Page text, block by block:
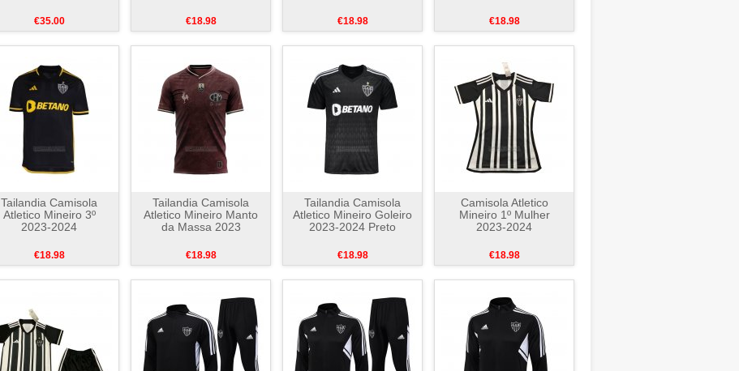
€35.00 €18.98 €18.98 €18.98
Tailandia Camisola
Atletico Mineiro 3º
2023-2024
€18.98
Tailandia Camisola
Atletico Mineiro Manto
da Massa 2023
€18.98
Tailandia Camisola
Atletico Mineiro Goleiro
2023-2024 Preto
€18.98
Camisola Atletico
Mineiro 1º Mulher
2023-2024
€18.98